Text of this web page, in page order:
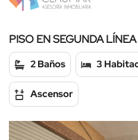
PISO EN SEGUNDA
2 Baños 3
Ascensor